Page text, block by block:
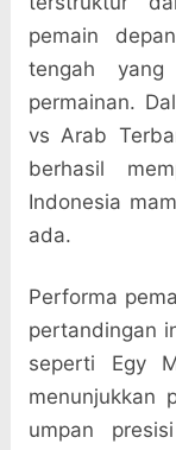
pemain
tengah
permainan.
vs Arab
berhasil
Indonesia
ada.
Performa
pertandingan
seperti Egy
menunjukkan
umpan